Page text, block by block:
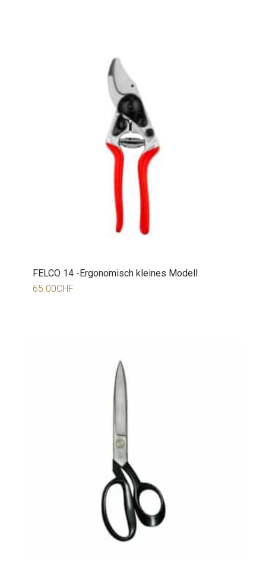
FELCO 14 -Ergonomisch kleines Modell
65.00CHF